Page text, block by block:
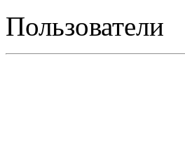
Пользователи